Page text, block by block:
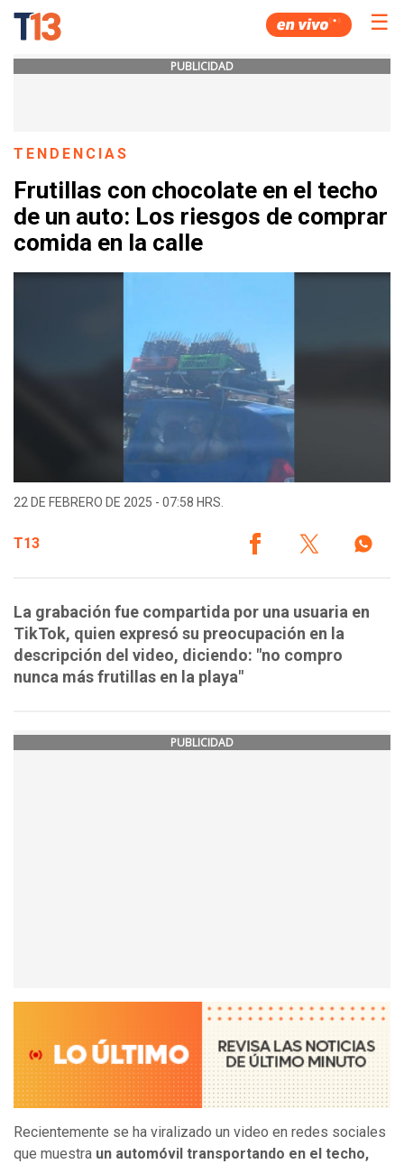
☰
PUBLICIDAD
TENDENCIAS
Frutillas con chocolate en el techo
de un auto: Los riesgos de comprar
comida en la calle
22 DE FEBRERO DE 2025 - 07:58 HRS.
T13
La grabación fue compartida por una usuaria en
TikTok, quien expresó su preocupación en la
descripción del video, diciendo: "no compro
nunca más frutillas en la playa"
PUBLICIDAD
Recientemente se ha viralizado un video en redes sociales
que muestra un automóvil transportando en el techo,